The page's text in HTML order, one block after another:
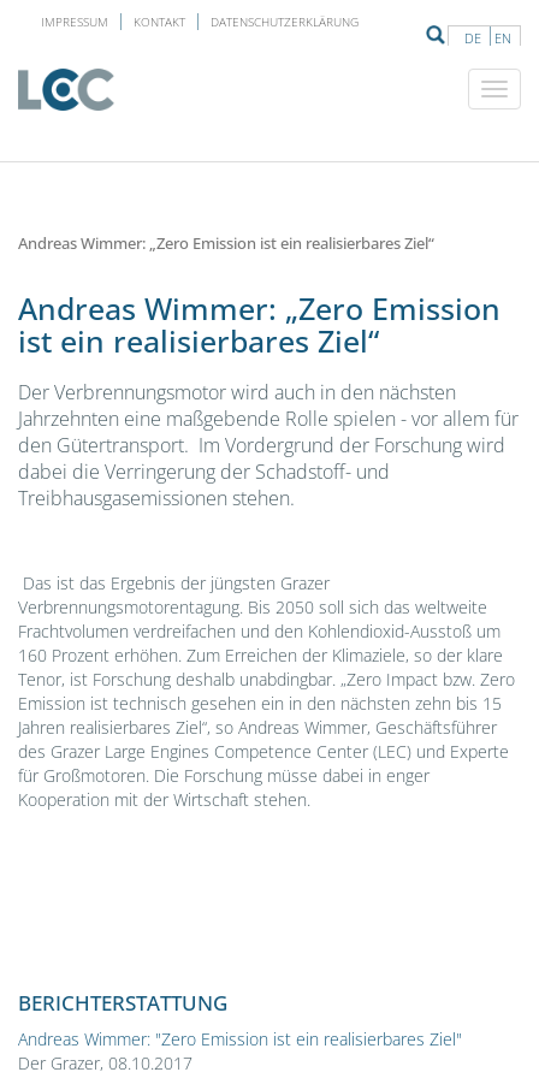
DE EN
IMPRESSUM KONTAKT DATENSCHUTZERKLÄRUNG
Andreas Wimmer: „Zero Emission ist ein realisierbares Ziel“
Andreas Wimmer: „Zero Emission
ist ein realisierbares Ziel“
Der Verbrennungsmotor wird auch in den nächsten
Jahrzehnten eine maßgebende Rolle spielen - vor allem für
den Gütertransport. Im Vordergrund der Forschung wird
dabei die Verringerung der Schadstoff- und
Treibhausgasemissionen stehen.
Das ist das Ergebnis der jüngsten Grazer
Verbrennungsmotorentagung. Bis 2050 soll sich das weltweite
Frachtvolumen verdreifachen und den Kohlendioxid-Ausstoß um
160 Prozent erhöhen. Zum Erreichen der Klimaziele, so der klare
Tenor, ist Forschung deshalb unabdingbar. „Zero Impact bzw. Zero
Emission ist technisch gesehen ein in den nächsten zehn bis 15
Jahren realisierbares Ziel“, so Andreas Wimmer, Geschäftsführer
des Grazer Large Engines Competence Center (LEC) und Experte
für Großmotoren. Die Forschung müsse dabei in enger
Kooperation mit der Wirtschaft stehen.
BERICHTERSTATTUNG
Andreas Wimmer: "Zero Emission ist ein realisierbares Ziel"
Der Grazer, 08.10.2017